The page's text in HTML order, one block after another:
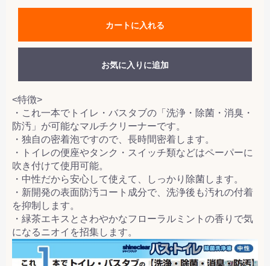
カートに入れる
お気に入りに追加
<特徴>
・これ一本でトイレ・バスタブの「洗浄・除菌・消臭・
防汚」が可能なマルチクリーナーです。
・独自の密着泡ですので、長時間密着します。
・トイレの便座やタンク・スイッチ類などはペーパーに
吹き付けて使用可能。
・中性だから安心して使えて、しっかり除菌します。
・新開発の表面防汚コート成分で、洗浄後も汚れの付着
を抑制します。
・緑茶エキスとさわやかなフローラルミントの香りで気
になるニオイを招集します。